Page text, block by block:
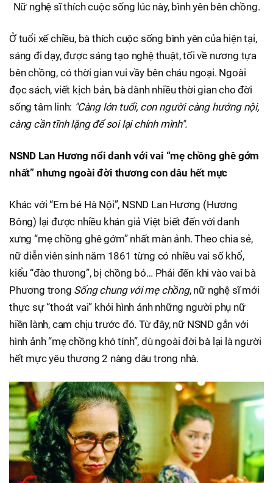
Nữ nghệ sĩ thích cuộc sống lúc này, bình yên bên chồng.
Ở tuổi xế chiều, bà thích cuộc sống bình yên của hiện tại,
sáng đi dạy, được sáng tạo nghệ thuật, tối về nương tựa
bên chồng, có thời gian vui vầy bên cháu ngoại. Ngoài
đọc sách, viết kịch bản, bà dành nhiều thời gian cho đời
sống tâm linh: "Càng lớn tuổi, con người càng hướng nội,
càng cần tĩnh lặng để soi lại chính mình".
NSND Lan Hương nổi danh với vai “mẹ chồng ghê gớm
nhất” nhưng ngoài đời thương con dâu hết mực
Khác với “Em bé Hà Nội”, NSND Lan Hương (Hương
Bông) lại được nhiều khán giả Việt biết đến với danh
xưng “mẹ chồng ghê gớm” nhất màn ảnh. Theo chia sẻ,
nữ diễn viên sinh năm 1861 từng có nhiều vai số khổ,
kiểu “đào thương”, bị chồng bỏ… Phải đến khi vào vai bà
Phương trong Sống chung với mẹ chồng, nữ nghệ sĩ mới
thực sự “thoát vai” khỏi hình ảnh những người phụ nữ
hiền lành, cam chịu trước đó. Từ đây, nữ NSND gắn với
hình ảnh “mẹ chồng khó tính”, dù ngoài đời bà lại là người
hết mực yêu thương 2 nàng dâu trong nhà.